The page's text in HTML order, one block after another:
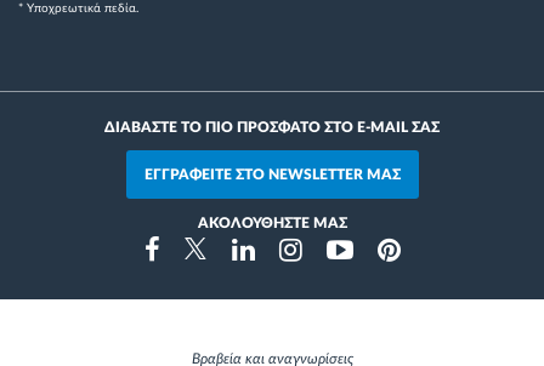
* Yποχρεωτικά πεδία.
ΔΙΑΒΑΣΤΕ ΤΟ ΠΙΟ ΠΡΟΣΦΑΤΟ ΣΤΟ E-MAIL ΣΑΣ
ΕΓΓΡΑΦΕΙΤΕ ΣΤΟ NEWSLETTER ΜΑΣ
ΑΚΟΛΟΥΘΗΣΤΕ ΜΑΣ
FacebookTwitterLinkedinInstragramYoutubePinterest
Βραβεία και αναγνωρίσεις